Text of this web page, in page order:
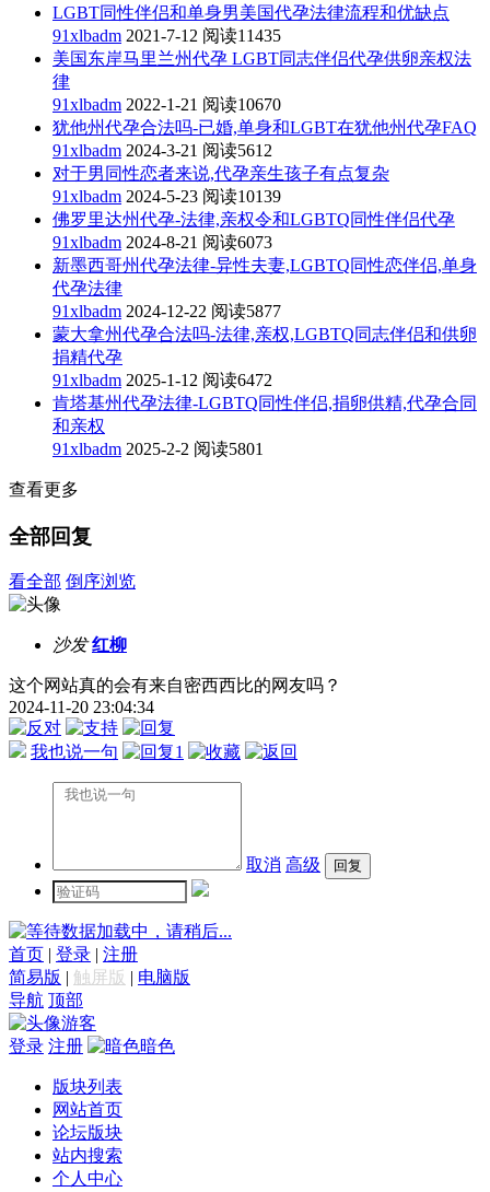
LGBT同性伴侣和单身男美国代孕法律流程和优缺点
91xlbadm 2021-7-12 阅读11435
美国东岸马里兰州代孕 LGBT同志伴侣代孕供卵亲权法
律
91xlbadm 2022-1-21 阅读10670
犹他州代孕合法吗-已婚,单身和LGBT在犹他州代孕FAQ
91xlbadm 2024-3-21 阅读5612
对于男同性恋者来说,代孕亲生孩子有点复杂
91xlbadm 2024-5-23 阅读10139
佛罗里达州代孕-法律,亲权令和LGBTQ同性伴侣代孕
91xlbadm 2024-8-21 阅读6073
新墨西哥州代孕法律-异性夫妻,LGBTQ同性恋伴侣,单身
代孕法律
91xlbadm 2024-12-22 阅读5877
蒙大拿州代孕合法吗-法律,亲权,LGBTQ同志伴侣和供卵
捐精代孕
91xlbadm 2025-1-12 阅读6472
肯塔基州代孕法律-LGBTQ同性伴侣,捐卵供精,代孕合同
和亲权
91xlbadm 2025-2-2 阅读5801
查看更多
全部回复
看全部 倒序浏览
沙发 红柳
这个网站真的会有来自密西西比的网友吗？
2024-11-20 23:04:34
我也说一句 1
取消 高级
数据加载中，请稍后...
首页 | 登录 | 注册
简易版 | 触屏版 | 电脑版
导航 顶部
游客
登录 注册 暗色
版块列表
网站首页
论坛版块
站内搜索
个人中心